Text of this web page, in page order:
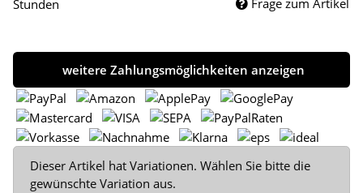
Stunden
Frage zum Artikel
weitere Zahlungsmöglichkeiten anzeigen
x
Dieser Artikel hat Variationen. Wählen Sie bitte die
gewünschte Variation aus.